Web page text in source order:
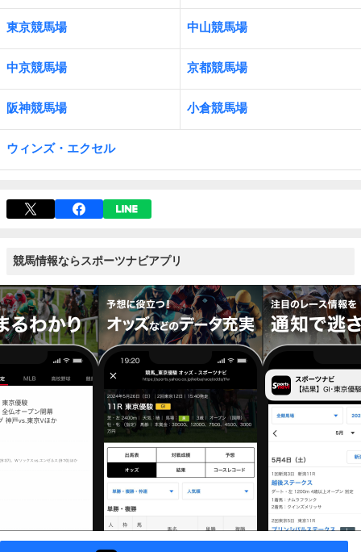
東京競馬場 中山競馬場
中京競馬場 京都競馬場
阪神競馬場 小倉競馬場
ウィンズ・エクセル
競馬情報ならスポーツナビアプリ